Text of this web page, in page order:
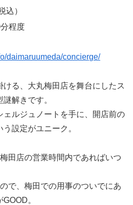
込）
程度
daimaruumeda/concierge/
ける、大丸梅田店を舞台にしたス
解きです。
ェルジュノートを手に、開店前の
設定がユニーク。
田店の営業時間内であればいつ
で、梅田での用事のついでにあ
。